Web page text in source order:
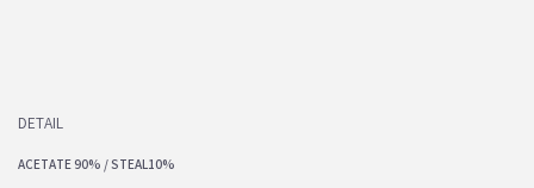
DETAIL
ACETATE 90% / STEAL10%